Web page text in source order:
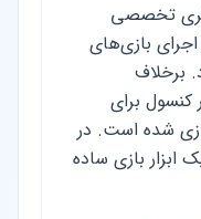
تخصصی
بازی‌های
برخلاف
کنسول برای
شده است. در
یک ابزار بازی ساده